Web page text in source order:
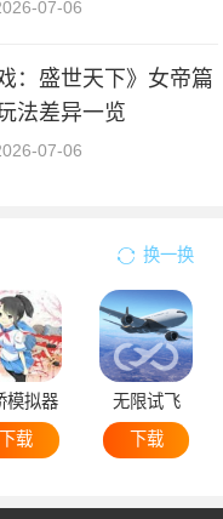
07-06
：盛世天下》女帝篇
法差异一览
07-06
换一换
模拟器
下载
无限试飞
下载